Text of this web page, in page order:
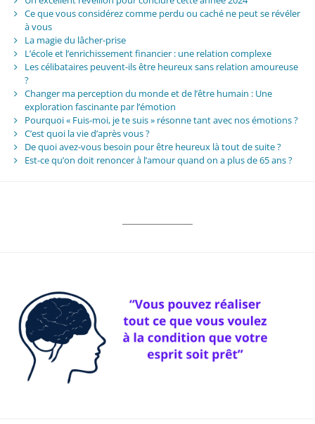
Ce que vous considérez comme perdu ou caché ne peut se révéler
à vous
La magie du lâcher-prise
L’école et l’enrichissement financier : une relation complexe
Les célibataires peuvent-ils être heureux sans relation amoureuse
?
Changer ma perception du monde et de l’être humain : Une
exploration fascinante par l’émotion
Pourquoi « Fuis-moi, je te suis » résonne tant avec nos émotions ?
C’est quoi la vie d’après vous ?
De quoi avez-vous besoin pour être heureux là tout de suite ?
Est-ce qu’on doit renoncer à l’amour quand on a plus de 65 ans ?